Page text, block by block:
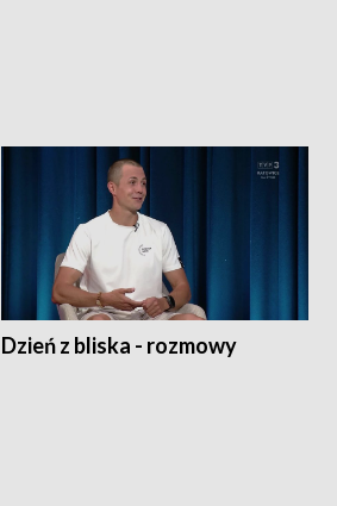
Dzień z bliska - rozmowy